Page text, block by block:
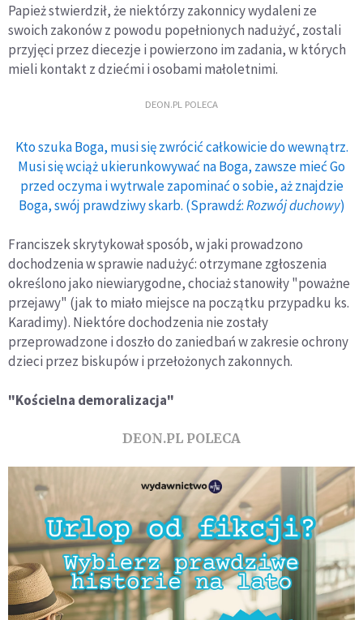
Papież stwierdził, że niektórzy zakonnicy wydaleni ze
swoich zakonów z powodu popełnionych nadużyć, zostali
przyjęci przez diecezje i powierzono im zadania, w których
mieli kontakt z dziećmi i osobami małoletnimi.
DEON.PL POLECA
Kto szuka Boga, musi się zwrócić całkowicie do wewnątrz.
Musi się wciąż ukierunkowywać na Boga, zawsze mieć Go
przed oczyma i wytrwale zapominać o sobie, aż znajdzie
Boga, swój prawdziwy skarb. (Sprawdź:Rozwój duchowy)
Franciszek skrytykował sposób, w jaki prowadzono
dochodzenia w sprawie nadużyć: otrzymane zgłoszenia
określono jako niewiarygodne, chociaż stanowiły "poważne
przejawy" (jak to miało miejsce na początku przypadku ks.
Karadimy). Niektóre dochodzenia nie zostały
przeprowadzone i doszło do zaniedbań w zakresie ochrony
dzieci przez biskupów i przełożonych zakonnych.
"Kościelna demoralizacja"
DEON.PL POLECA